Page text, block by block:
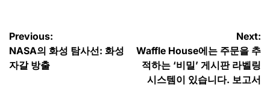
글
탐
Previous:
NASA의 화성 탐사선: 화성
자갈 방출
Next:
Waffle House에는 주문을 추
적하는 ‘비밀’ 게시판 라벨링
시스템이 있습니다. 보고서